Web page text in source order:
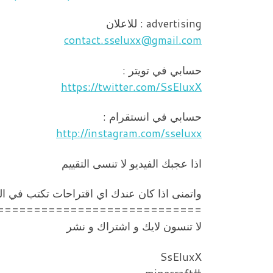
advertising : للاعلان
contact.sseluxx@gmail.com
حسابي في تويتر :
https://twitter.com/SsEluxX
حسابي في انستقرام :
http://instagram.com/sseluxx
اذا عجبك الفيديو لا تنسى التقييم
واتمنى اذا كان عندك اي اقتراحات تكتب في
لا تنسون لايك و اشتراك و نشر
SsEluxX